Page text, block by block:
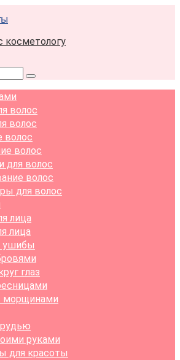
косметологу
волос
волос
волос
волос
для волос
волос
для волос
лица
лица
ушибы
глаз
морщинами
руками
для красоты